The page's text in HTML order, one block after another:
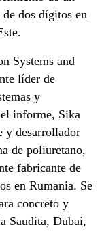
dos dígitos en
Systems and
líder de
y
informe, Sika
y desarrollador
de poliuretano,
fabricante de
en Rumania. Se
concreto y
Saudita, Dubai,